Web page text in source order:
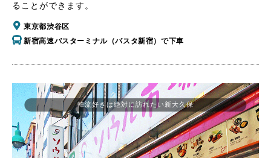
ることができます。
東京都渋谷区
新宿高速バスターミナル（バスタ新宿）で下車
韓流好きは絶対に訪れたい新大久保